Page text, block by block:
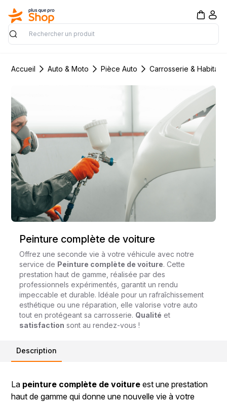
Rechercher
Accueil Auto & Moto Pièce Auto Carrosserie &
Peinture complète de voiture
Offrez une seconde vie à votre véhicule avec notre
service de Peinture complète de voiture. Cette
prestation haut de gamme, réalisée par des
professionnels expérimentés, garantit un rendu
impeccable et durable. Idéale pour un rafraîchissement
esthétique ou une réparation, elle valorise votre auto
tout en protégeant sa carrosserie. Qualité et
satisfaction sont au rendez-vous !
Description
La peinture complète de voiture est une prestation
haut de gamme qui donne une nouvelle vie à votre